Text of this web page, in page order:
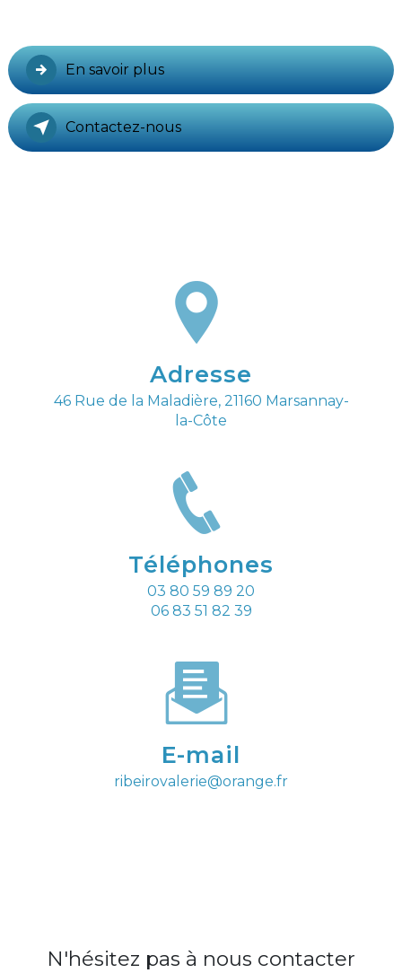
En savoir plus
Contactez-nous
Adresse
46 Rue de la Maladière, 21160 Marsannay-
la-Côte
Téléphones
03 80 59 89 20
06 83 51 82 39
E-mail
ribeirovalerie@orange.fr
N'hésitez pas à nous contacter